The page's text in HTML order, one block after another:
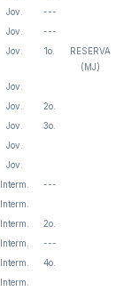
Jov.
---
Jov.
---
Jov. 1o.
RESERVA
(MJ)
Jov.
Jov.
2o.
Jov.
3o.
Jov.
Jov.
Interm.
---
Interm.
Interm.
2o.
Interm.
---
Interm.
4o.
Interm.